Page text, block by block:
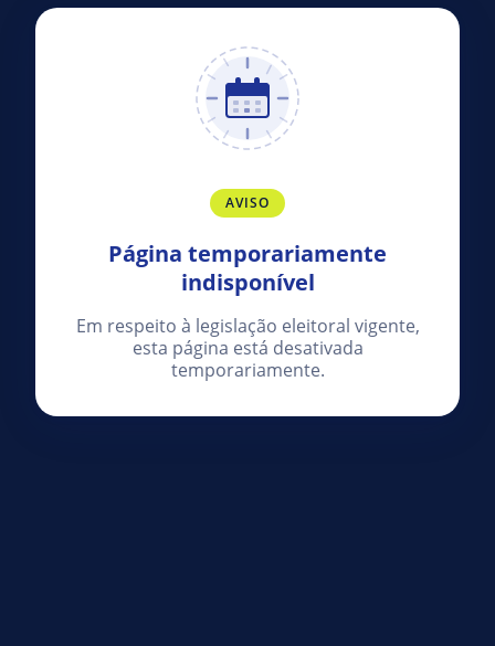
AVISO
Página temporariamente
indisponível
Em respeito à legislação eleitoral vigente,
esta página está desativada
temporariamente.